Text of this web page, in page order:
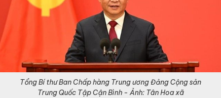
Tổng Bí thư Ban Chấp hàng Trung ương Đảng Cộng sản
Trung Quốc Tập Cận Bình - Ảnh: Tân Hoa xã